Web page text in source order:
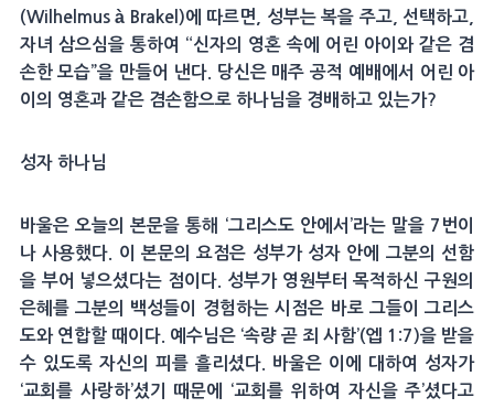
(Wilhelmus à Brakel)에 따르면, 성부는 복을 주고, 선택하고,
자녀 삼으심을 통하여 “신자의 영혼 속에 어린 아이와 같은 겸
손한 모습”을 만들어 낸다. 당신은 매주 공적 예배에서 어린 아
이의 영혼과 같은 겸손함으로 하나님을 경배하고 있는가?
성자 하나님
바울은 오늘의 본문을 통해 ‘그리스도 안에서’라는 말을 7번이
나 사용했다. 이 본문의 요점은 성부가 성자 안에 그분의 선함
을 부어 넣으셨다는 점이다. 성부가 영원부터 목적하신 구원의
은혜를 그분의 백성들이 경험하는 시점은 바로 그들이 그리스
도와 연합할 때이다. 예수님은 ‘속량 곧 죄 사함’(엡 1:7)을 받을
수 있도록 자신의 피를 흘리셨다. 바울은 이에 대하여 성자가
‘교회를 사랑하’셨기 때문에 ‘교회를 위하여 자신을 주’셨다고